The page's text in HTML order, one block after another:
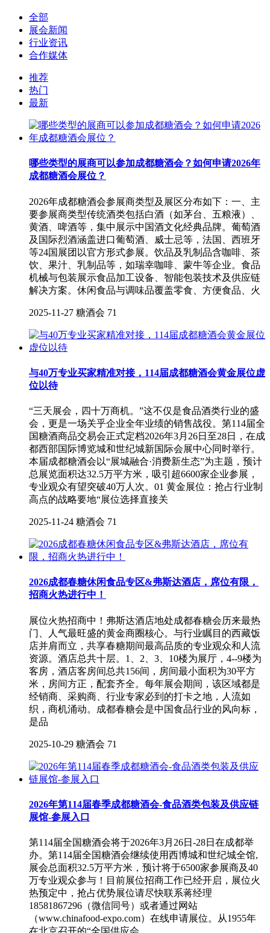
全部
展会新闻
行业资讯
合作媒体
推荐
热门
最新
哪些类型的展商可以参加成都糖酒会？如何申请2026年
成都糖酒会展位？
2026年成都糖酒会参展商类型及展区分布如下：一、主
要参展商类型传统酒类‌包括白酒（如茅台、五粮液）、
黄酒、啤酒等，集中展示中国酒文化经典品牌。葡萄酒
及国际烈酒‌涵盖进口葡萄酒、威士忌等，法国、西班牙
等24国展团以官方形式参展。饮品及乳制品‌含咖啡、茶
饮、果汁、乳制品等，如瑞幸咖啡、蒙牛等企业。食品
机械与包装‌展示食品加工设备、智能包装技术及供应链
解决方案。休闲食品与调味品‌覆盖零食、方便食品、火
2025-11-27 糖酒会 71
与40万专业买家精准对接，114届成都糖酒会黄金展位虚
位以待
“三天展会，四十万商机。”这不仅是食品酒类行业的盛
会，更是一场关乎企业全年业绩的销售战役。第114届全
国糖酒商品交易会正式定档2026年3月26日至28日，在成
都西部国际博览城和世纪城新国际会展中心同时举行。
本届成都糖酒会以“展城融合·消费新生态”为主题，预计
总展览面积达32.5万平方米，吸引超6600家企业参展，
专业观众有望突破40万人次。01 黄金展位：抢占行业制
高点的战略要地“展位选择直接关
2025-11-24 糖酒会 71
2026成都春糖休闲食品专区&弗斯达酒店，席位有限，
招商火热进行中！
展位火热招商中！弗斯达酒店地处成都春糖会历来最热
门、人气最旺盛的黄金商圈核心。与行业瞩目的西藏饭
店并肩而立，共享春糖期间最高品质的专业观众和人流
资源。酒店总共十层。1、2、3、10楼为展厅，4--9楼为
客房，酒店客房间总共156间，房间最小面积为30平方
米，房间方正，配套齐全。每年展会期间，该区域都是
经销商、采购商、行业专家必到的打卡之地，人流如
织，商机涌动。成都春糖会是中国食品行业的风向标，
是品
2025-10-29 糖酒会 71
2026年第114届春季成都糖酒会-食品酒类包装及供应链
展馆-参展入口
第114届全国糖酒会将于2026年3月26日-28日在成都举
办。第114届全国糖酒会继续使用西博城和世纪城全馆,
展会总面积32.5万平方米，预计将于6500家参展商及40
万专业观众参与！目前展位招商工作已经开启，展位火
热预定中，抢占优势展位请尽快联系蒋经理
18581867296（微信同号）或者通过网站
（www.chinafood-expo.com）在线申请展位。从1955年